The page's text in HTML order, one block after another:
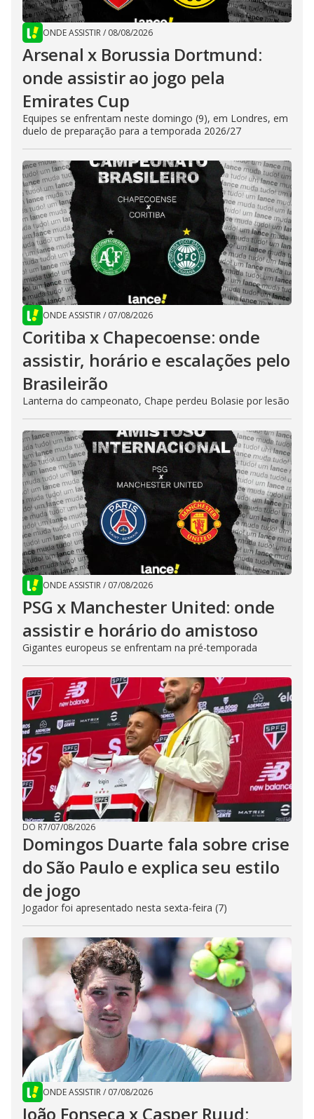
ONDE ASSISTIR/ 08/08/2026
Arsenal x Borussia Dortmund:
onde assistir ao jogo pela
Emirates Cup
Equipes se enfrentam neste domingo (9), em Londres, em
duelo de preparação para a temporada 2026/27
ONDE ASSISTIR/ 07/08/2026
Coritiba x Chapecoense: onde
assistir, horário e escalações pelo
Brasileirão
Lanterna do campeonato, Chape perdeu Bolasie por lesão
ONDE ASSISTIR/ 07/08/2026
PSG x Manchester United: onde
assistir e horário do amistoso
Gigantes europeus se enfrentam na pré-temporada
DO R7/07/08/2026
Domingos Duarte fala sobre crise
do São Paulo e explica seu estilo
de jogo
Jogador foi apresentado nesta sexta-feira (7)
ONDE ASSISTIR/ 07/08/2026
João Fonseca x Casper Ruud: